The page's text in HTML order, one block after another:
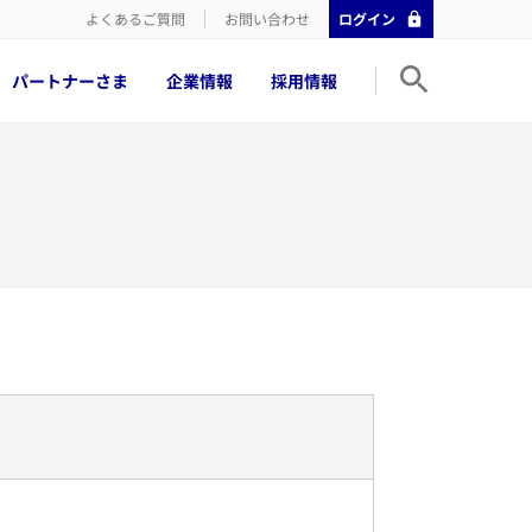
よくあるご質問 お問い合わせ ログイン
パートナーさま 企業情報 採用情報